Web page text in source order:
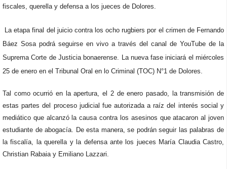
fiscales, querella y defensa a los jueces de Dolores.
La etapa final del juicio contra los ocho rugbiers por el crimen de Fernando
Báez Sosa podrá seguirse en vivo a través del canal de YouTube de la
Suprema Corte de Justicia bonaerense. La nueva fase iniciará el miércoles
25 de enero en el Tribunal Oral en lo Criminal (TOC) N°1 de Dolores.
Tal como ocurrió en la apertura, el 2 de enero pasado, la transmisión de
estas partes del proceso judicial fue autorizada a raíz del interés social y
mediático que alcanzó la causa contra los asesinos que atacaron al joven
estudiante de abogacía. De esta manera, se podrán seguir las palabras de
la fiscalía, la querella y la defensa ante los jueces María Claudia Castro,
Christian Rabaia y Emiliano Lazzari.